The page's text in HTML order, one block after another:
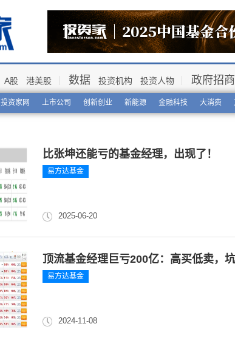
投资家网 上市公司 创新创业 新能源 金融科技 大消费
A股 港美股 数据 投资机构 投资人物 政府招商
比张坤还能亏的基金经理，出现了！
易方达基金
2025-06-20
顶流基金经理巨亏200亿：高买低卖，
易方达基金
2024-11-08